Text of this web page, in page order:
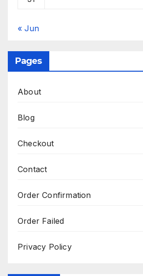
« Jun
Pages
About
Blog
Checkout
Contact
Order Confirmation
Order Failed
Privacy Policy